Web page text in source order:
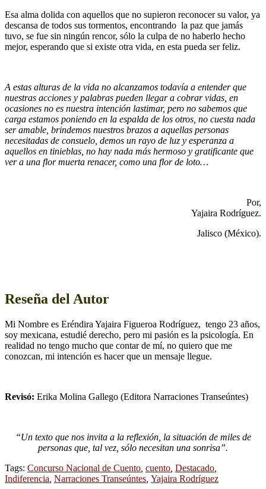
Esa alma dolida con aquellos que no supieron reconocer su valor, ya
descansa de todos sus tormentos, encontrando la paz que jamás
tuvo, se fue sin ningún rencor, sólo la culpa de no haberlo hecho
mejor, esperando que si existe otra vida, en esta pueda ser feliz.
A estas alturas de la vida no alcanzamos todavía a entender que
nuestras acciones y palabras pueden llegar a cobrar vidas, en
ocasiones no es nuestra intención lastimar, pero no sabemos que
carga estamos poniendo en la espalda de los otros, no cuesta nada
ser amable, brindemos nuestros brazos a aquellas personas
necesitadas de consuelo, demos un rayo de luz y esperanza a
aquellos en tinieblas, no hay nada más hermoso y gratificante que
ver a una flor muerta renacer, como una flor de loto…
Por,
Yajaira Rodríguez.
Jalisco (México).
Reseña del Autor
Mi Nombre es Eréndira Yajaira Figueroa Rodríguez, tengo 23 años,
soy mexicana, estudié derecho, pero mi pasión es la psicología. En
realidad no tengo mucho que contar de mí, no quiero que me
conozcan, mi intención es hacer que un mensaje llegue.
Revisó: Erika Molina Gallego (Editora Narraciones Transeúntes)
“Un texto que nos invita a la reflexión, la situación de miles de
personas que, tal vez, sólo necesitan una sonrisa”.
Tags: Concurso Nacional de Cuento cuento Destacado
Indiferencia Narraciones Transeúntes Yajaira Rodríguez